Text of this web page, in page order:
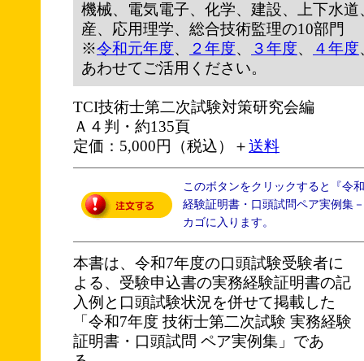
機械、電気電子、化学、建設、上下水
産、応用理学、総合技術監理の10部門
※令和元年度、 ２年度、 ３年度、 ４年度
あわせてご活用ください。
TCI技術士第二次試験対策研究会編
Ａ４判・約135頁
定価：5,000円（税込）＋送料
このボタンをクリックすると『令
経験証明書・口頭試問ペア実例集
カゴに入ります。
本書は、令和7年度の口頭試験受験者に
よる、受験申込書の実務経験証明書の記
入例と口頭試験状況を併せて掲載した
「令和7年度 技術士第二次試験 実務経験
証明書・口頭試問 ペア実例集」であ